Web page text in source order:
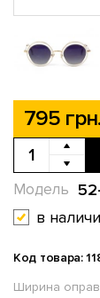
795 грн.
Модель
в
Код товара:
Ширина